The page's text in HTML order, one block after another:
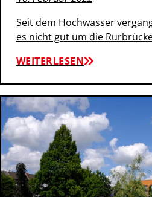
Seit dem Hochwasser
es nicht gut um die
WEITERLESEN